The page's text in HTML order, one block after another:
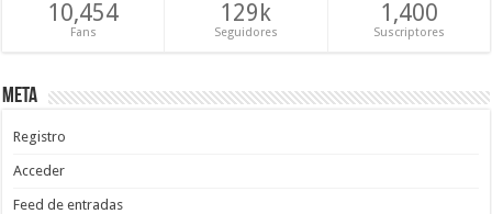
10,454
Fans
129k
Seguidores
1,400
Suscriptores
Meta
Registro
Acceder
Feed de entradas